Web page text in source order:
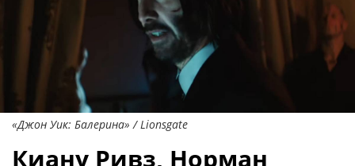
«Джон Уик: Балерина» / Lionsgate
Киану Ривз, Норман